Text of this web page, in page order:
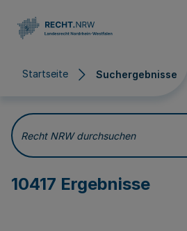
Startseite Suchergebnisse
Suchergebnisse
Recht NRW durchsuchen
10417 Ergebnisse